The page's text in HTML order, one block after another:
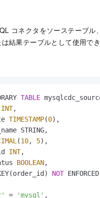
コネクタをソーステーブル
結果テーブルとして使用でき
TABLE
INT,
TIMESTAMP(0),
STRING,
(10, 5),
INT,
BOOLEAN,
NOT ENFORCED
= 'mysql' ,